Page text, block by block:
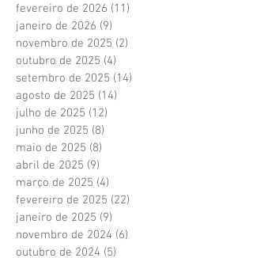
fevereiro de 2026 (11)
janeiro de 2026 (9)
novembro de 2025 (2)
outubro de 2025 (4)
setembro de 2025 (14)
agosto de 2025 (14)
julho de 2025 (12)
junho de 2025 (8)
maio de 2025 (8)
abril de 2025 (9)
março de 2025 (4)
fevereiro de 2025 (22)
janeiro de 2025 (9)
novembro de 2024 (6)
outubro de 2024 (5)